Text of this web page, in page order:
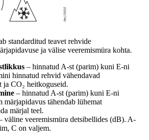
standarditud teavet rehvide
ja välise veeremismüra kohta.
– hinnatud A-st (parim) kuni E-ni
hinnatud rehvid vähendavad
ja CO₂ heitkoguseid.
– hinnatud A-st (parim) kuni E-ni
märjapidavus tähendab lühemat
märjal teel.
väline veeremismüra detsibellides (dB). A-
C on valjem.